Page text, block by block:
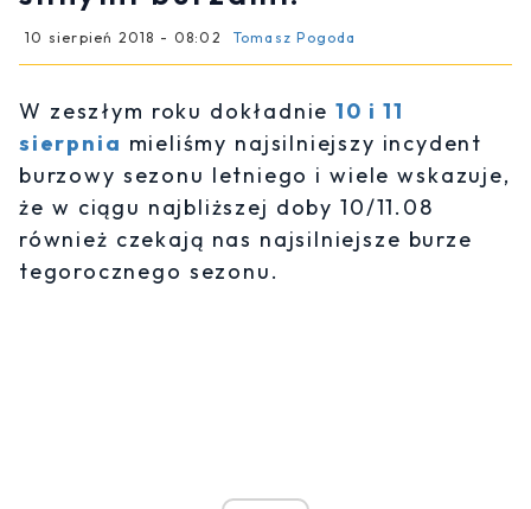
10 sierpień 2018 - 08:02 Tomasz Pogoda
W zeszłym roku dokładnie10 i 11
sierpnia mieliśmy najsilniejszy incydent
burzowy sezonu letniego i wiele wskazuje,
że w ciągu najbliższej doby 10/11.08
również czekają nas najsilniejsze burze
tegorocznego sezonu.